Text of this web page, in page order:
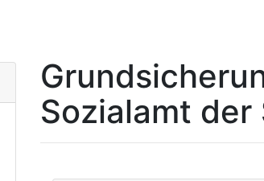
Sozialamt